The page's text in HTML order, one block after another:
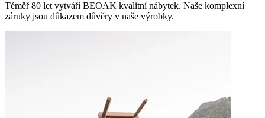
Téměř 80 let vytváří BEOAK kvalitní nábytek. Naše komplexní
záruky jsou důkazem důvěry v naše výrobky.